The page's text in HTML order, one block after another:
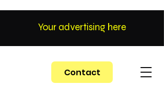
Contact
Your advertising here